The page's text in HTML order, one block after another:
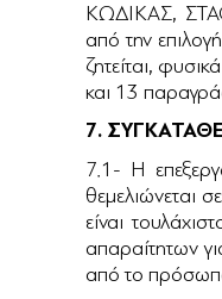
ΚΩΔΙΚΑΣ,
από την
ζητείται,
και 13
7.
7.1- Η
θεμελιώνεται
είναι
απαραίτητων
από το